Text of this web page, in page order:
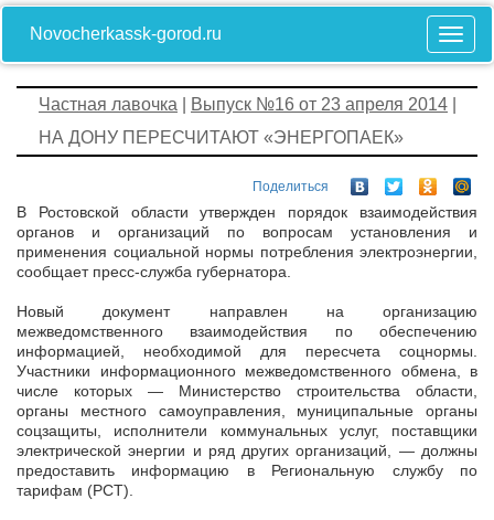
Novocherkassk-gorod.ru
Частная лавочка Выпуск №16 от 23 апреля 2014
НА ДОНУ ПЕРЕСЧИТАЮТ «ЭНЕРГОПАЕК»
Поделиться
В Ростовской области утвержден порядок взаимодействия
органов и организаций по вопросам установления и
применения социальной нормы потребления электроэнергии,
сообщает пресс-служба губернатора.
Новый документ направлен на организацию
межведомственного взаимодействия по обеспечению
информацией, необходимой для пересчета соцнормы.
Участники информационного межведомственного обмена, в
числе которых — Министерство строительства области,
органы местного самоуправления, муниципальные органы
соцзащиты, исполнители коммунальных услуг, поставщики
электрической энергии и ряд других организаций, — должны
предоставить информацию в Региональную службу по
тарифам (РСТ).